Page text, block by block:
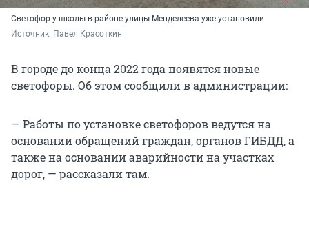
Светофор у школы в районе улицы Менделеева уже установили
Источник: Павел Красоткин
В городе до конца 2022 года появятся новые
светофоры. Об этом сообщили в администрации:
— Работы по установке светофоров ведутся на
основании обращений граждан, органов ГИБДД, а
также на основании аварийности на участках
дорог, — рассказали там.